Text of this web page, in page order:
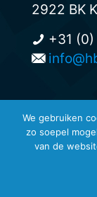
2922 BK
+31
©
We gebruiken
zo soepel
van de